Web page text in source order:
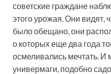
советские граждане
этого урожая. Они видят,
было обещано, они
о которых еще два года
осмеливались мечтать. И
универмаги, подобно